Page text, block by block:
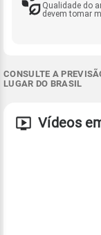
Qualidade do
devem tomar
CONSULTE A
LUGAR DO BRASIL
Vídeos